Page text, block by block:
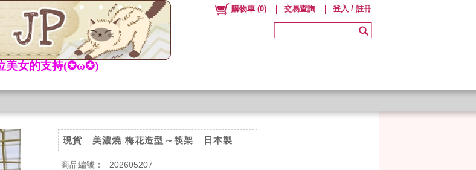
購物車 (0) 交易查詢 登入 / 註冊
現貨 美濃燒 梅花造型～筷架 日本製
商品編號： 202605207
美女的支持(✪ω✪)